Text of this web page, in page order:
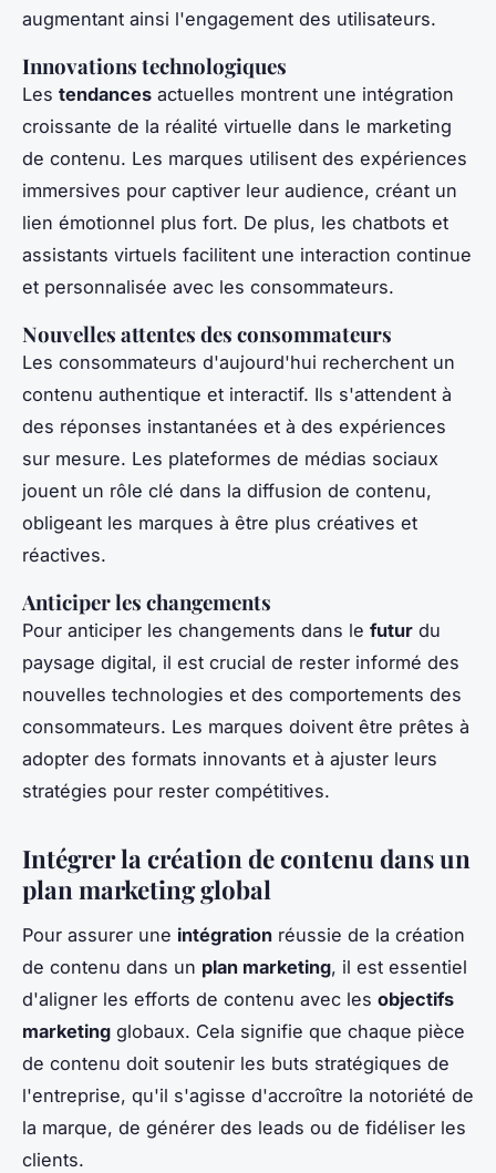
augmentant ainsi l'engagement des utilisateurs.
Innovations technologiques
Les tendances actuelles montrent une intégration
croissante de la réalité virtuelle dans le marketing
de contenu. Les marques utilisent des expériences
immersives pour captiver leur audience, créant un
lien émotionnel plus fort. De plus, les chatbots et
assistants virtuels facilitent une interaction continue
et personnalisée avec les consommateurs.
Nouvelles attentes des consommateurs
Les consommateurs d'aujourd'hui recherchent un
contenu authentique et interactif. Ils s'attendent à
des réponses instantanées et à des expériences
sur mesure. Les plateformes de médias sociaux
jouent un rôle clé dans la diffusion de contenu,
obligeant les marques à être plus créatives et
réactives.
Anticiper les changements
Pour anticiper les changements dans le futur du
paysage digital, il est crucial de rester informé des
nouvelles technologies et des comportements des
consommateurs. Les marques doivent être prêtes à
adopter des formats innovants et à ajuster leurs
stratégies pour rester compétitives.
Intégrer la création de contenu dans un
plan marketing global
Pour assurer une intégration réussie de la création
de contenu dans un plan marketing, il est essentiel
d'aligner les efforts de contenu avec les objectifs
marketing globaux. Cela signifie que chaque pièce
de contenu doit soutenir les buts stratégiques de
l'entreprise, qu'il s'agisse d'accroître la notoriété de
la marque, de générer des leads ou de fidéliser les
clients.